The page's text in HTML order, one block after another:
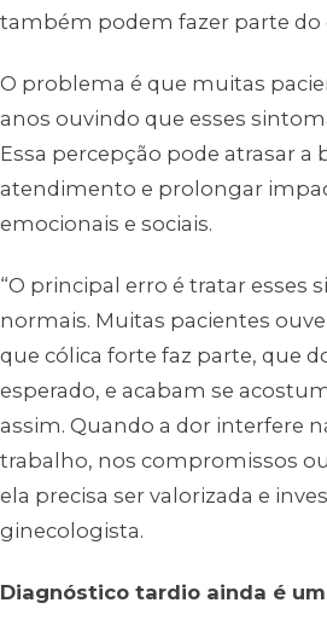
também podem fazer parte do
O problema é que muitas
anos ouvindo que esses
Essa percepção pode atrasar a
atendimento e prolongar
emocionais e sociais.
“O principal erro é tratar esses
normais. Muitas pacientes
que cólica forte faz parte, que
esperado, e acabam se
assim. Quando a dor interfere
trabalho, nos compromissos
ela precisa ser valorizada e
ginecologista.
Diagnóstico tardio ainda é